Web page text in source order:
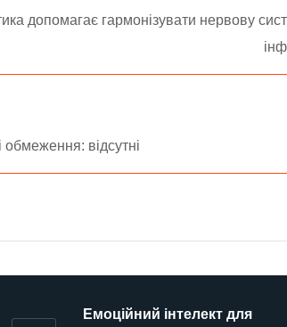
допомагає гармонізувати нервову
обмеження: відсутні
Емоційний інтелект для